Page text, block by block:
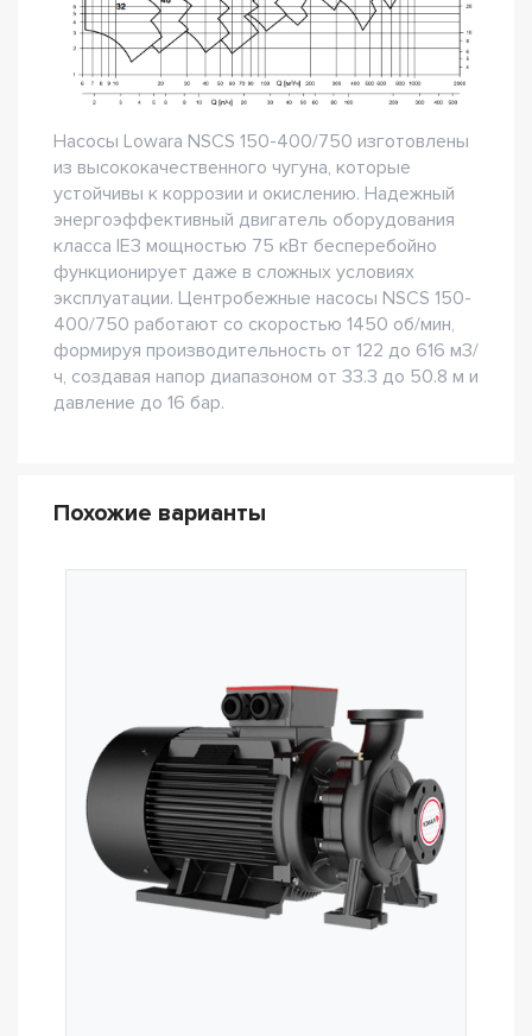
Насосы Lowara NSCS 150-400/750 изготовлены
из высококачественного чугуна, которые
устойчивы к коррозии и окислению. Надежный
энергоэффективный двигатель оборудования
класса IE3 мощностью 75 кВт бесперебойно
функционирует даже в сложных условиях
эксплуатации. Центробежные насосы NSCS 150-
400/750 работают со скоростью 1450 об/мин,
формируя производительность от 122 до 616 м3/
ч, создавая напор диапазоном от 33.3 до 50.8 м и
давление до 16 бар.
Похожие варианты